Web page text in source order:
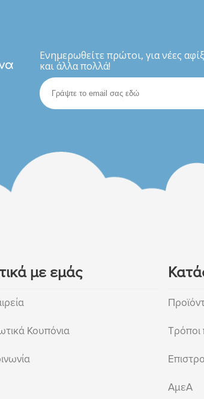
Eνημερωθείτε πρώτοι, για νέες
και άλλα πολλά!
με εμάς
Κουπόνια
ΑμεΑ